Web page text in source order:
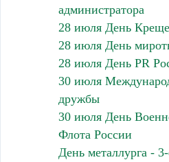
администратора
28 июля День
28 июля День
28 июля День PR
30 июля
дружбы
30 июля День
Флота России
День металлурга -